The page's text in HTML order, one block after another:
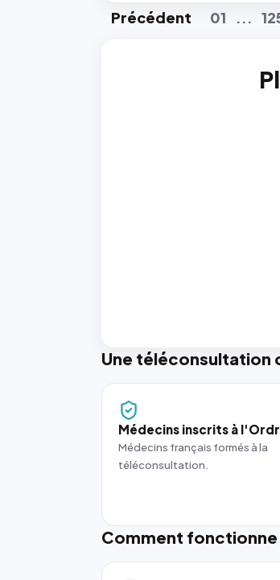
Précédent 01 ...
Une téléconsultation
Médecins inscrits à
Médecins français formés à la
téléconsultation.
Comment